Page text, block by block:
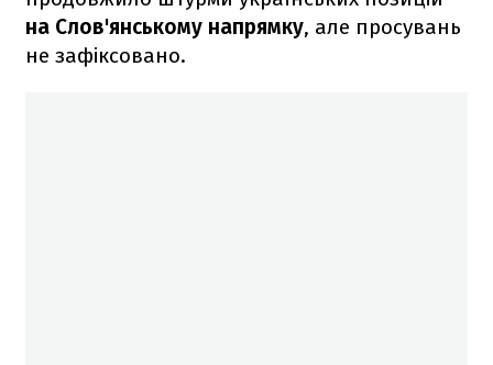
на Слов'янському напрямку, але просувань
не зафіксовано.